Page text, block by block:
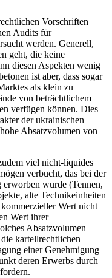
Vorschriften
Audits für
werden. Generell,
geht, die keine
diesen Aspekten wenig
ist aber, dass sogar
als klein zu
von beträchtlichem
verfügen können. Dies
der ukrainischen
Absatzvolumen von
viel nicht-liquides
verbucht, das bei der
wurde (Tennen,
alte Technikeinheiten
Wert nicht
Wert ihrer
Absatzvolumen
kartellrechtlichen
einer Genehmigung
deren Erwerbs durch